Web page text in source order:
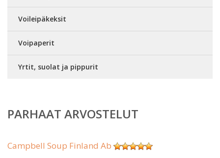
Voileipäkeksit
Voipaperit
Yrtit, suolat ja pippurit
PARHAAT ARVOSTELUT
Campbell Soup Finland Ab